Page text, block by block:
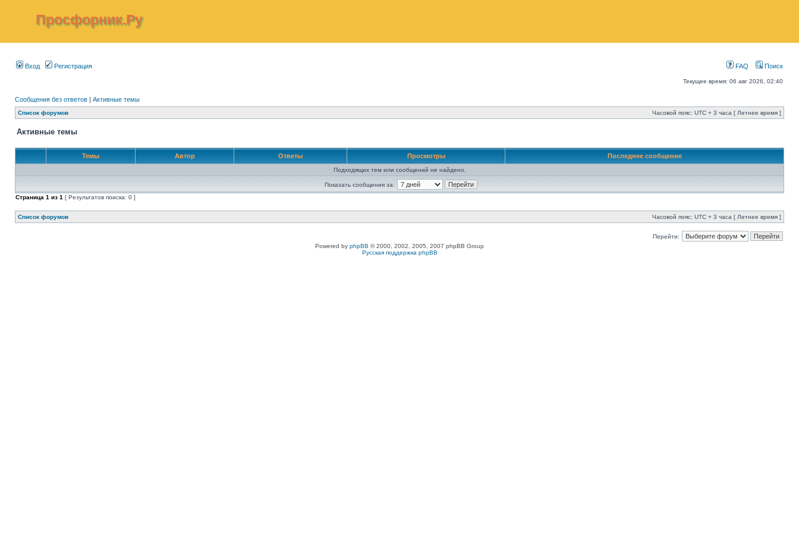
Просфорник.Ру
Вход Регистрация FAQ Поиск
Текущее время: 06 авг 2026, 02:40
Сообщения без ответов | Активные темы
Список форумов Часовой пояс: UTC + 3 часа [ Летнее время ]
Активные темы
Темы Автор Ответы Просмотры Последнее сообщение
Подходящих тем или сообщений не найдено.
Показать сообщения за:
Страница 1 из 1 [ Результатов поиска: 0 ]
Список форумов Часовой пояс: UTC + 3 часа [ Летнее время ]
Перейти:
Powered by phpBB © 2000, 2002, 2005, 2007 phpBB Group
Русская поддержка phpBB